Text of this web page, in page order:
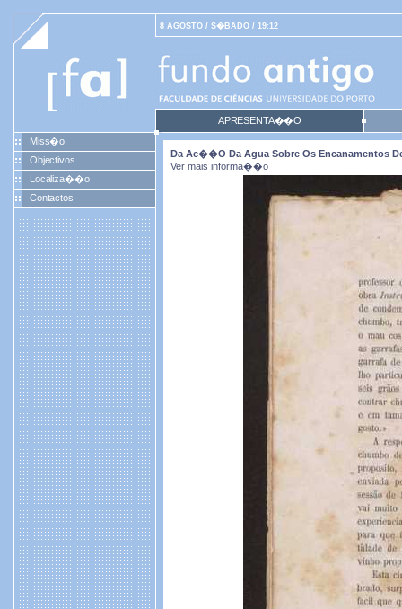
8 AGOSTO / S�BADO / 19:12
APRESENTA��O
Miss�o
Objectivos
Localiza��o
Contactos
Da Ac��o Da Agua Sobre Os Encanamentos
Ver mais informa��o